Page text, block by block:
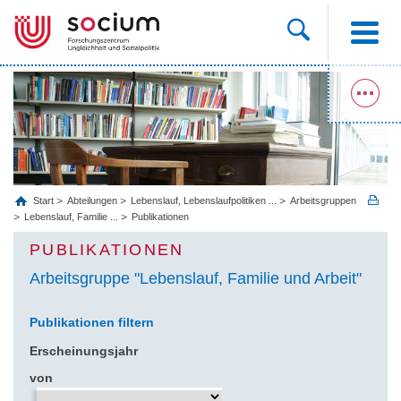
Start Abteilungen Lebenslauf, Lebenslaufpolitiken ...
Arbeitsgruppen
Lebenslauf, Familie ...
Publikationen
PUBLIKATIONEN
Arbeitsgruppe "Lebenslauf, Familie und Arbeit"
Publikationen filtern
Erscheinungsjahr
von